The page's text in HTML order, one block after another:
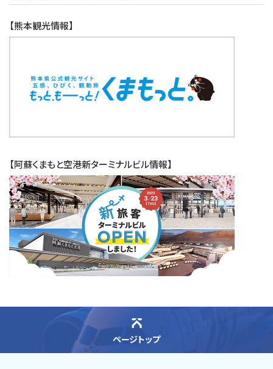
【熊本観光情報】
【阿蘇くまもと空港新ターミナルビル情報】
ページトップ